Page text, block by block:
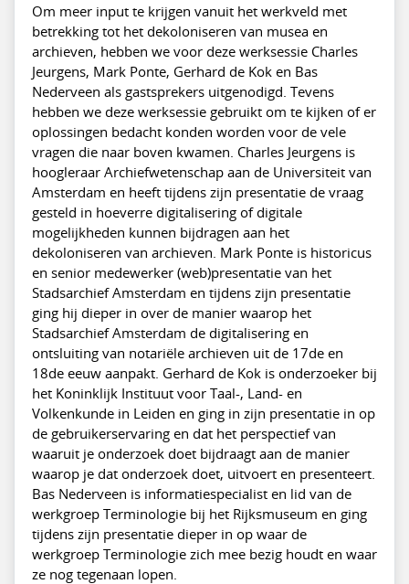
Om meer input te krijgen vanuit het werkveld met
betrekking tot het dekoloniseren van musea en
archieven, hebben we voor deze werksessie Charles
Jeurgens, Mark Ponte, Gerhard de Kok en Bas
Nederveen als gastsprekers uitgenodigd. Tevens
hebben we deze werksessie gebruikt om te kijken of er
oplossingen bedacht konden worden voor de vele
vragen die naar boven kwamen. Charles Jeurgens is
hoogleraar Archiefwetenschap aan de Universiteit van
Amsterdam en heeft tijdens zijn presentatie de vraag
gesteld in hoeverre digitalisering of digitale
mogelijkheden kunnen bijdragen aan het
dekoloniseren van archieven. Mark Ponte is historicus
en senior medewerker (web)presentatie van het
Stadsarchief Amsterdam en tijdens zijn presentatie
ging hij dieper in over de manier waarop het
Stadsarchief Amsterdam de digitalisering en
ontsluiting van notariële archieven uit de 17de en
18de eeuw aanpakt. Gerhard de Kok is onderzoeker bij
het Koninklijk Instituut voor Taal-, Land- en
Volkenkunde in Leiden en ging in zijn presentatie in op
de gebruikerservaring en dat het perspectief van
waaruit je onderzoek doet bijdraagt aan de manier
waarop je dat onderzoek doet, uitvoert en presenteert.
Bas Nederveen is informatiespecialist en lid van de
werkgroep Terminologie bij het Rijksmuseum en ging
tijdens zijn presentatie dieper in op waar de
werkgroep Terminologie zich mee bezig houdt en waar
ze nog tegenaan lopen.